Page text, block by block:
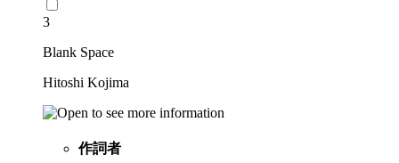
3
Blank Space
Hitoshi Kojima
作詞者